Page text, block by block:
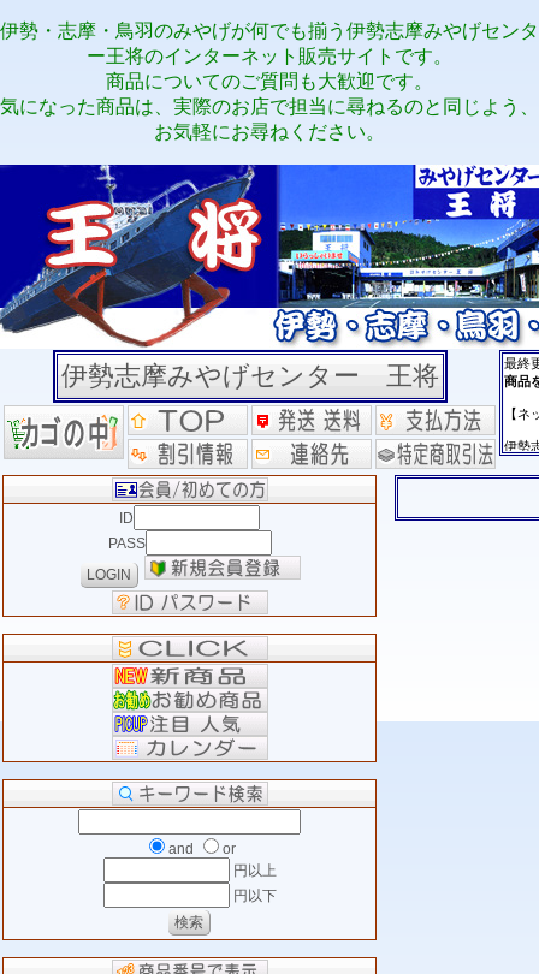
伊勢・志摩・鳥羽のみやげが何でも揃う伊勢志摩みやげセンタ
ー王将のインターネット販売サイトです。
商品についてのご質問も大歓迎です。
気になった商品は、実際のお店で担当に尋ねるのと同じよう、
お気軽にお尋ねください。
伊勢志摩みやげセンター 王将
ID
PASS
and
or
円以上
円以下